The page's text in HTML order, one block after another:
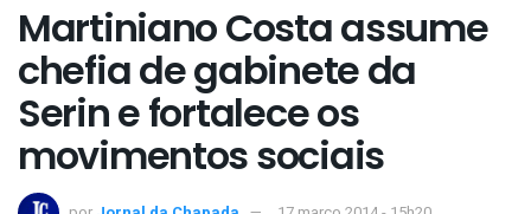
Martiniano Costa assume
chefia de gabinete da
Serin e fortalece os
movimentos sociais